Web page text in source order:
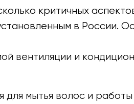
критичных
в России.
вентиляции и
мытья волос и